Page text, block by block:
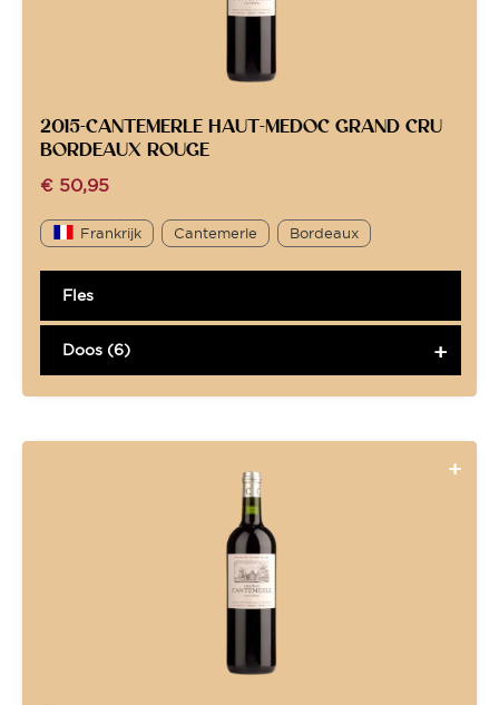
2015-CANTEMERLE HAUT-MEDOC GRAND CRU
BORDEAUX ROUGE
€ 50,95
Frankrijk Cantemerle Bordeaux
Fles
Doos (6)